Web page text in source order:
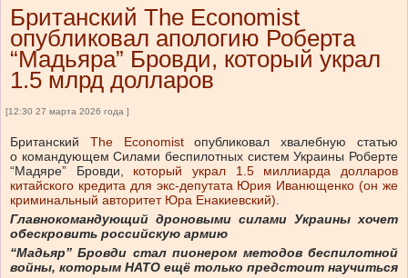
Британский The Economist
опубликовал апологию Роберта
“Мадьяра” Бровди, который украл
1.5 млрд долларов
[12:30 27 марта 2026 года ]
Британский The Economistопубликовал хвалебную статью
о командующем Силами беспилотных систем Украины Роберте
“Мадяре” Бровди, который украл 1.5 миллиарда долларов
китайского кредита для экс-депутата Юрия Иванющенко (он же
криминальный авторитет Юра Енакиевский).
Главнокомандующий дроновыми силами Украины хочет
обескровить российскую армию
“Мадьяр” Бровди стал пионером методов беспилотной
войны, которым НАТО ещё только предстоит научиться